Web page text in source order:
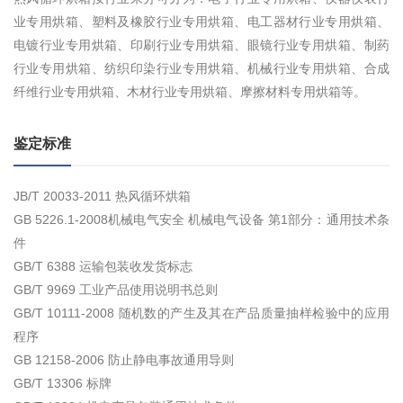
业专用烘箱、塑料及橡胶行业专用烘箱、电工器材行业专用烘箱、
电镀行业专用烘箱、印刷行业专用烘箱、眼镜行业专用烘箱、制药
行业专用烘箱、纺织印染行业专用烘箱、机械行业专用烘箱、合成
纤维行业专用烘箱、木材行业专用烘箱、摩擦材料专用烘箱等。
鉴定标准
JB/T 20033-2011 热风循环烘箱
GB 5226.1-2008机械电气安全 机械电气设备 第1部分：通用技术条
件
GB/T 6388 运输包装收发货标志
GB/T 9969 工业产品使用说明书总则
GB/T 10111-2008 随机数的产生及其在产品质量抽样检验中的应用
程序
GB 12158-2006 防止静电事故通用导则
GB/T 13306 标牌